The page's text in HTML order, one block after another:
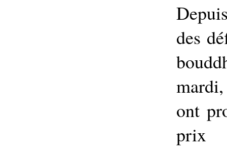
des
ont
prix